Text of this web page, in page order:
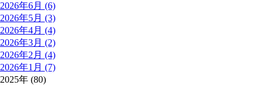
2026年6月 (6)
2026年5月 (3)
2026年4月 (4)
2026年3月 (2)
2026年2月 (4)
2026年1月 (7)
2025年 (80)